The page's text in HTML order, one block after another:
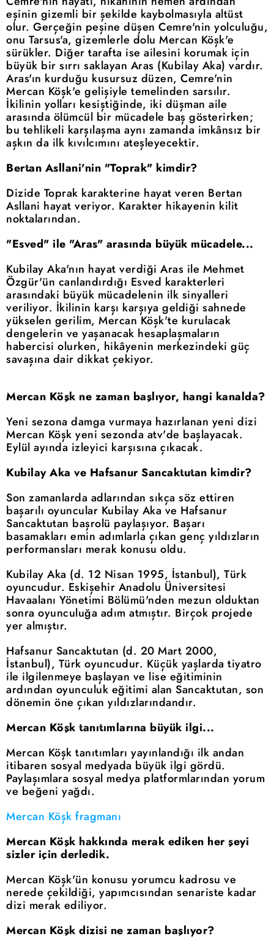
eşinin gizemli bir şekilde kaybolmasıyla altüst
olur. Gerçeğin peşine düşen Cemre'nin yolculuğu,
onu Tarsus'a, gizemlerle dolu Mercan Köşk'e
sürükler. Diğer tarafta ise ailesini korumak için
büyük bir sırrı saklayan Aras (Kubilay Aka) vardır.
Aras'ın kurduğu kusursuz düzen, Cemre'nin
Mercan Köşk'e gelişiyle temelinden sarsılır.
İkilinin yolları kesiştiğinde, iki düşman aile
arasında ölümcül bir mücadele baş gösterirken;
bu tehlikeli karşılaşma aynı zamanda imkânsız bir
aşkın da ilk kıvılcımını ateşleyecektir.
Bertan Asllani'nin "Toprak" kimdir?
Dizide Toprak karakterine hayat veren Bertan
Asllani hayat veriyor. Karakter hikayenin kilit
noktalarından.
"Esved" ile "Aras" arasında büyük mücadele...
Kubilay Aka'nın hayat verdiği Aras ile Mehmet
Özgür'ün canlandırdığı Esved karakterleri
arasındaki büyük mücadelenin ilk sinyalleri
veriliyor. İkilinin karşı karşıya geldiği sahnede
yükselen gerilim, Mercan Köşk'te kurulacak
dengelerin ve yaşanacak hesaplaşmaların
habercisi olurken, hikâyenin merkezindeki güç
savaşına dair dikkat çekiyor.
Mercan Köşk ne zaman başlıyor, hangi kanalda?
Yeni sezona damga vurmaya hazırlanan yeni dizi
Mercan Köşk yeni sezonda atv'de başlayacak.
Eylül ayında izleyici karşısına çıkacak.
Kubilay Aka ve Hafsanur Sancaktutan kimdir?
Son zamanlarda adlarından sıkça söz ettiren
başarılı oyuncular Kubilay Aka ve Hafsanur
Sancaktutan başrolü paylaşıyor. Başarı
basamakları emin adımlarla çıkan genç yıldızların
performansları merak konusu oldu.
Kubilay Aka (d. 12 Nisan 1995, İstanbul), Türk
oyuncudur. Eskişehir Anadolu Üniversitesi
Havaalanı Yönetimi Bölümü'nden mezun olduktan
sonra oyunculuğa adım atmıştır. Birçok projede
yer almıştır.
Hafsanur Sancaktutan (d. 20 Mart 2000,
İstanbul), Türk oyuncudur. Küçük yaşlarda tiyatro
ile ilgilenmeye başlayan ve lise eğitiminin
ardından oyunculuk eğitimi alan Sancaktutan, son
dönemin öne çıkan yıldızlarındandır.
Mercan Köşk tanıtımlarına büyük ilgi...
Mercan Köşk tanıtımları yayınlandığı ilk andan
itibaren sosyal medyada büyük ilgi gördü.
Paylaşımlara sosyal medya platformlarından yorum
ve beğeni yağdı.
Mercan Köşk fragmanı
Mercan Köşk hakkında merak ediken her şeyi
sizler için derledik.
Mercan Köşk'ün konusu yorumcu kadrosu ve
nerede çekildiği, yapımcısından senariste kadar
dizi merak ediliyor.
Mercan Köşk dizisi ne zaman başlıyor?